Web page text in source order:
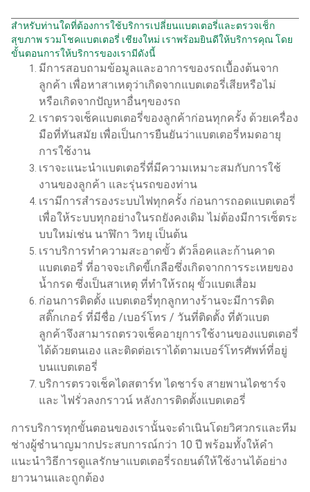
สำหรับท่านใดที่ต้องการใช้บริการเปลี่ยนแบตเตอรี่และตรวจเช็ก
สุขภาพ รวมโชคแบตเตอรี่ เชียงใหม่ เราพร้อมยินดีให้บริการคุณ โดย
ขั้นตอนการให้บริการของเรามีดังนี้
มีการสอบถามข้อมูลและอาการของรถเบื้องต้นจาก
ลูกค้า เพื่อหาสาเหตุว่าเกิดจากแบตเตอรี่เสียหรือไม่
หรือเกิดจากปัญหาอื่นๆของรถ
เราตรวจเช็คแบตเตอรี่ของลูกค้าก่อนทุกครั้ง ด้วยเครื่อง
มือที่ทันสมัย เพื่อเป็นการยืนยันว่าแบตเตอรี่หมดอายุ
การใช้งาน
เราจะแนะนำแบตเตอรี่ที่มีความเหมาะสมกับการใช้
งานของลูกค้า และรุ่นรถของท่าน
เรามีการสำรองระบบไฟทุกครั้ง ก่อนการถอดแบตเตอรี่
เพื่อให้ระบบทุกอย่างในรถยังคงเดิม ไม่ต้องมีการเซ็ตระ
บบใหม่เช่น นาฬิกา วิทยุ เป็นต้น
เราบริการทำความสะอาดขั้ว ตัวล็อคและก้านคาด
แบตเตอรี่ ที่อาจจะเกิดขี้เกลือซึ่งเกิดจากการระเหยของ
น้ำกรด ซึ่งเป็นสาเหตุ ที่ทำให้รถผุ ขั้วแบตเสื่อม
ก่อนการติดตั้ง แบตเตอรี่ทุกลูกทางร้านจะมีการติด
สติ๊กเกอร์ ที่มีชื่อ /เบอร์โทร / วันที่ติดตั้ง ที่ตัวแบต
ลูกค้าจึงสามารถตรวจเช็คอายุการใช้งานของแบตเตอรี่
ได้ด้วยตนเอง และติดต่อเราได้ตามเบอร์โทรศัพท์ที่อยู่
บนแบตเตอรี่
บริการตรวจเช็คไดสตาร์ท ไดชาร์จ สายพานไดชาร์จ
และ ไฟรั่วลงกราวน์ หลังการติดตั้งแบตเตอรี่
การบริการทุกขั้นตอนของเรานั้นจะดำเนินโดยวิศวกรและทีม
ช่างผู้ชำนาญมากประสบการณ์กว่า 10 ปี พร้อมทั้งให้คำ
แนะนำวิธีการดูแลรักษาแบตเตอรี่รถยนต์ให้ใช้งานได้อย่าง
ยาวนานและถูกต้อง